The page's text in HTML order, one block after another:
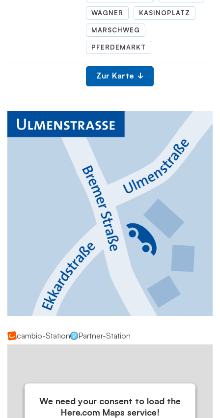
WAGNER KASINOPLATZ
MARSCHWEG
PFERDEMARKT
Zur Karte
cambio-Station Partner-Station
We need your consent to load the
Here.com Maps service!